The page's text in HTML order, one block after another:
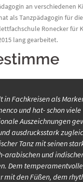
an verschiedenen
als Tanzpädagogin für
Ronecker für
lang gearbeitet.
in Fachkreisen als
und hat- schon viele
Auszeichnungen
ausdrucksstark
Tanz mit seinen
arabischen und
Dem
mit den Füßen, dem